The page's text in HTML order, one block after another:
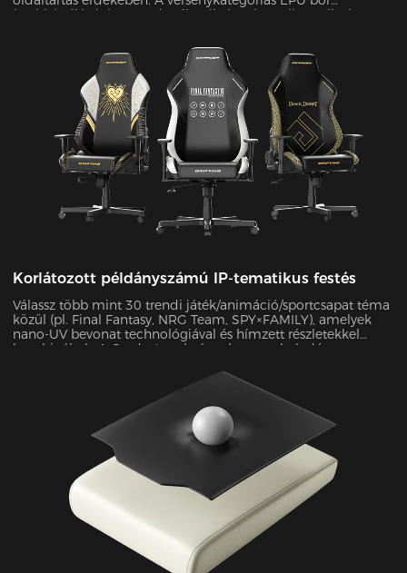
(szakítószilárdság ≥80N/cm²) nulla kopás mellett teljesítette
javította az oldalsó visszatartó erőt.
Korlátozott példányszámú IP-tematikus festés
Válassz több mint 30 trendi játék/animáció/sportcsapat téma
közül (pl. Final Fantasy, NRG Team, SPY×FAMILY), amelyek
nano-UV bevonat technológiával és hímzett részletekkel
kombináltak. A Grade 4 szabványokat meghaladó